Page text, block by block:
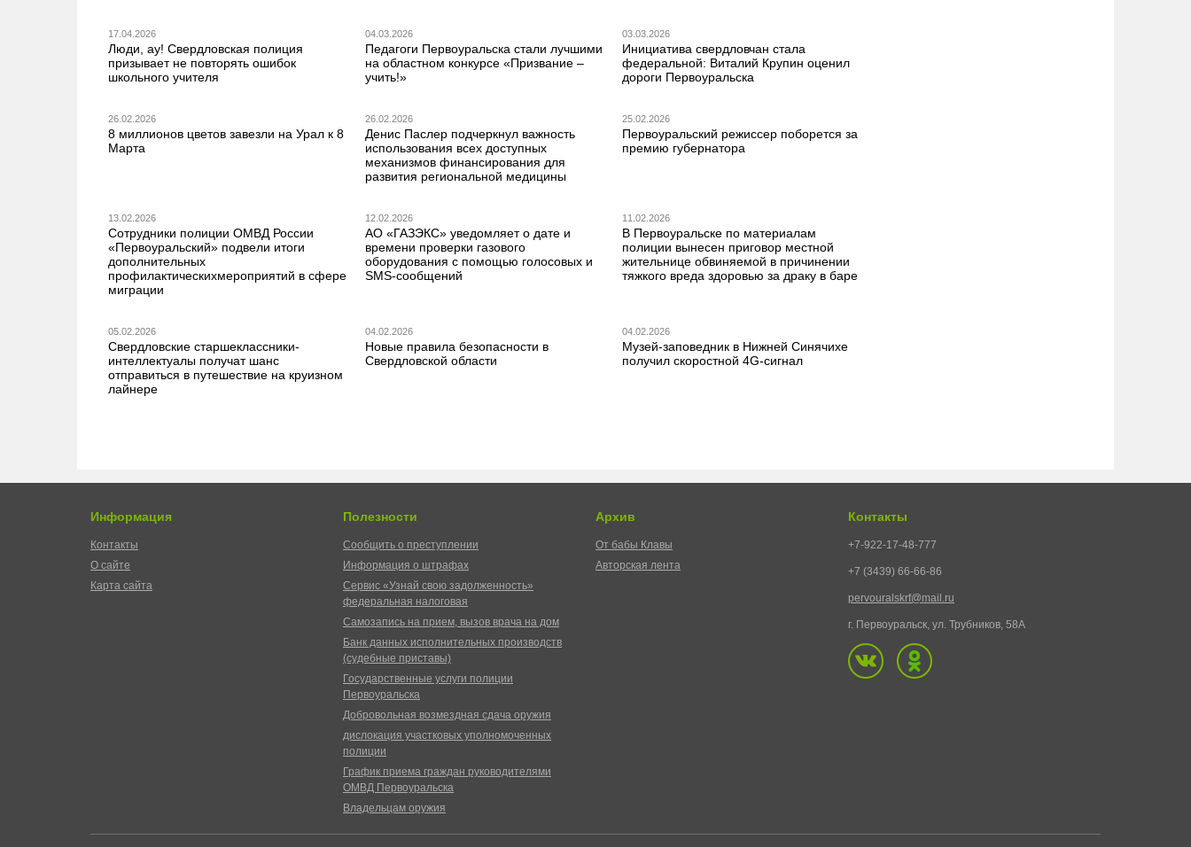
17.04.2026
Люди, ау! Свердловская полиция
призывает не повторять ошибок
школьного учителя
04.03.2026
Педагоги Первоуральска стали лучшими
на областном конкурсе «Призвание –
учить!»
03.03.2026
Инициатива свердловчан стала
федеральной: Виталий Крупин оценил
дороги Первоуральска
26.02.2026
8 миллионов цветов завезли на Урал к 8
Марта
26.02.2026
Денис Паслер подчеркнул важность
использования всех доступных
механизмов финансирования для
развития региональной медицины
25.02.2026
Первоуральский режиссер поборется за
премию губернатора
13.02.2026
Сотрудники полиции ОМВД России
«Первоуральский» подвели итоги
дополнительных
профилактическихмероприятий в сфере
миграции
12.02.2026
АО «ГАЗЭКС» уведомляет о дате и
времени проверки газового
оборудования с помощью голосовых и
SMS-сообщений
11.02.2026
В Первоуральске по материалам
полиции вынесен приговор местной
жительнице обвиняемой в причинении
тяжкого вреда здоровью за драку в баре
05.02.2026
Свердловские старшеклассники-
интеллектуалы получат шанс
отправиться в путешествие на круизном
лайнере
04.02.2026
Новые правила безопасности в
Свердловской области
04.02.2026
Музей-заповедник в Нижней Синячихе
получил скоростной 4G-сигнал
Информация
Контакты
О сайте
Карта сайта
Полезности
Сообщить о преступлении
Информация о штрафах
Сервис «Узнай свою задолженность»
федеральная налоговая
Самозапись на прием, вызов врача на дом
Банк данных исполнительных производств
(судебные приставы)
Государственные услуги полиции
Первоуральска
Добровольная возмездная сдача оружия
дислокация участковых уполномоченных
полиции
График приема граждан руководителями
ОМВД Первоуральска
Владельцам оружия
Архив
От бабы Клавы
Авторская лента
Контакты
+7-922-17-48-777
+7 (3439) 66-66-86
pervouralskrf@mail.ru
г. Первоуральск, ул. Трубников, 58А